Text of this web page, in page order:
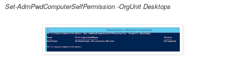
Set-AdmPwdComputerSelfPermission -OrgUnit Desktops